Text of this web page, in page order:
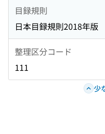
目録規則
日本目録規則2018年版
整理区分コード
111
少